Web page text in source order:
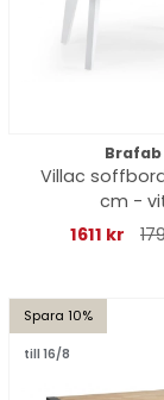
Brafab
Villac
cm -
1611 kr
Spara 10%
till 16/8